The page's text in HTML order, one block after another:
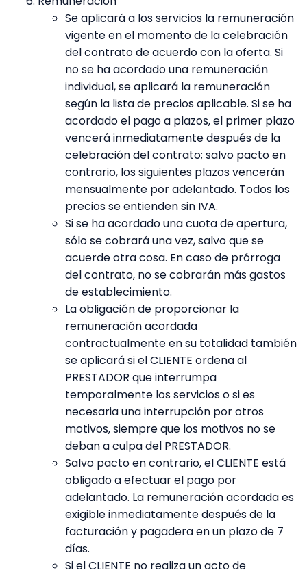
Se aplicará a los servicios la remuneración
vigente en el momento de la celebración
del contrato de acuerdo con la oferta. Si
no se ha acordado una remuneración
individual, se aplicará la remuneración
según la lista de precios aplicable. Si se ha
acordado el pago a plazos, el primer plazo
vencerá inmediatamente después de la
celebración del contrato; salvo pacto en
contrario, los siguientes plazos vencerán
mensualmente por adelantado. Todos los
precios se entienden sin IVA.
Si se ha acordado una cuota de apertura,
sólo se cobrará una vez, salvo que se
acuerde otra cosa. En caso de prórroga
del contrato, no se cobrarán más gastos
de establecimiento.
La obligación de proporcionar la
remuneración acordada
contractualmente en su totalidad también
se aplicará si el CLIENTE ordena al
PRESTADOR que interrumpa
temporalmente los servicios o si es
necesaria una interrupción por otros
motivos, siempre que los motivos no se
deban a culpa del PRESTADOR.
Salvo pacto en contrario, el CLIENTE está
obligado a efectuar el pago por
adelantado. La remuneración acordada es
exigible inmediatamente después de la
facturación y pagadera en un plazo de 7
días.
Si el CLIENTE no realiza un acto de